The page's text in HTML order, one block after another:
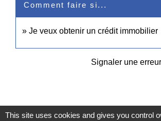
Comment faire si...
Je veux obtenir un crédit immobilier
Signaler une
This site uses cookies and gives you control